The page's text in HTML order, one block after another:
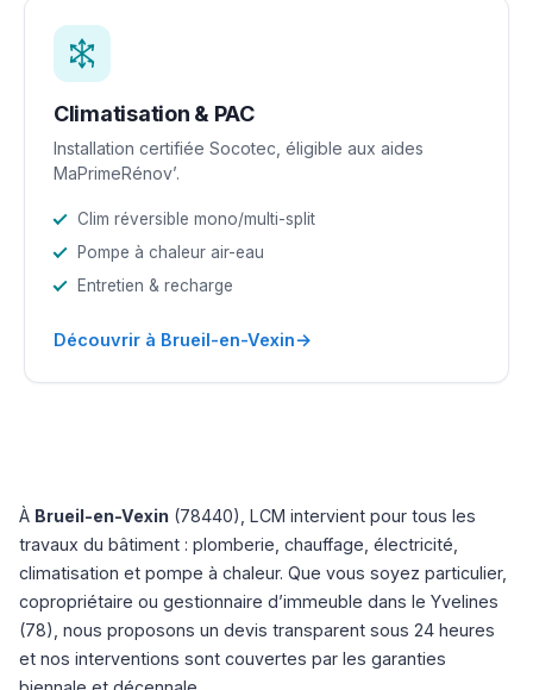
Climatisation & PAC
Installation certifiée Socotec, éligible aux aides
MaPrimeRénov’.
Clim réversible mono/multi-split
Pompe à chaleur air-eau
Entretien & recharge
Découvrir à Brueil-en-Vexin→
À Brueil-en-Vexin (78440), LCM intervient pour tous les
travaux du bâtiment : plomberie, chauffage, électricité,
climatisation et pompe à chaleur. Que vous soyez particulier,
copropriétaire ou gestionnaire d’immeuble dans le Yvelines
(78), nous proposons un devis transparent sous 24 heures
et nos interventions sont couvertes par les garanties